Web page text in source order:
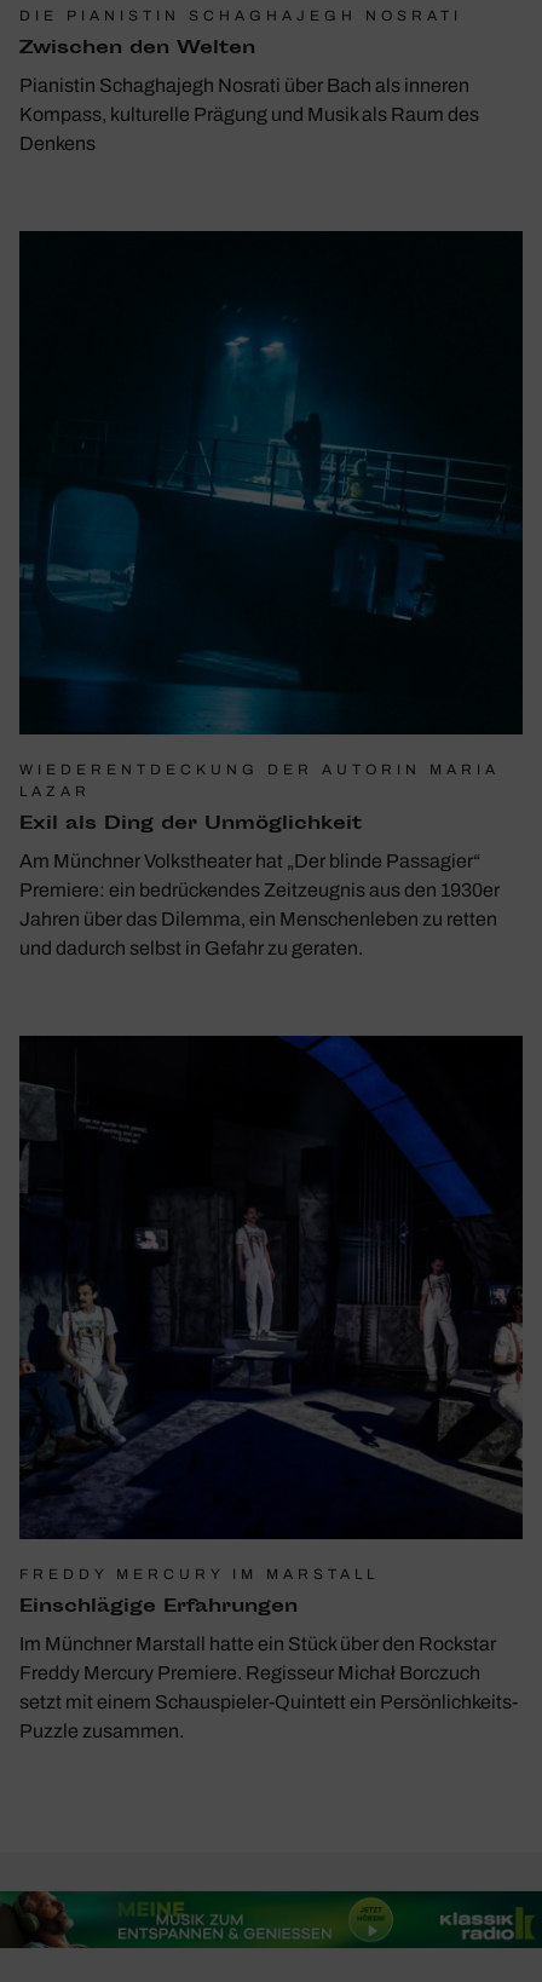
DIE PIANISTIN SCHAGHAJEGH NOSRATI
Zwischen den Welten
Pianistin Schaghajegh Nosrati über Bach als inneren
Kompass, kulturelle Prägung und Musik als Raum des
Denkens
WIEDERENTDECKUNG DER AUTORIN MARIA
LAZAR
Exil als Ding der Unmög­lich­keit
Am Münchner Volkstheater hat „Der blinde Passagier“
Premiere: ein bedrückendes Zeitzeugnis aus den 1930er
Jahren über das Dilemma, ein Menschenleben zu retten
und dadurch selbst in Gefahr zu geraten.
FREDDY MERCURY IM MARSTALL
Einschlä­gige Erfah­rungen
Im Münchner Marstall hatte ein Stück über den Rockstar
Freddy Mercury Premiere. Regisseur Michał Borczuch
setzt mit einem Schauspieler-Quintett ein Persönlichkeits-
Puzzle zusammen.